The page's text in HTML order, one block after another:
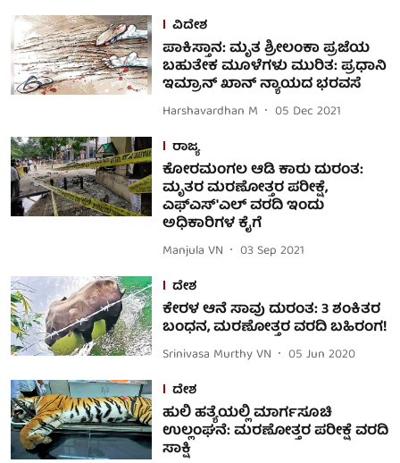
ವಿದೇಶ
ಪಾಕಿಸ್ತಾನ: ಮೃತ ಶ್ರೀಲಂಕಾ ಪ್ರಜೆಯ
ಬಹುತೇಕ ಮೂಳೆಗಳು ಮುರಿತ: ಪ್ರಧಾನಿ
ಇಮ್ರಾನ್ ಖಾನ್ ನ್ಯಾಯದ ಭರವಸೆ
Harshavardhan M
05 Dec 2021
ರಾಜ್ಯ
ಕೋರಮಂಗಲ ಆಡಿ ಕಾರು ದುರಂತ:
ಮೃತರ ಮರಣೋತ್ತರ ಪರೀಕ್ಷೆ,
ಎಫ್ಎಸ್'ಎಲ್ ವರದಿ ಇಂದು
ಅಧಿಕಾರಿಗಳ ಕೈಗೆ
Manjula VN
03 Sep 2021
ದೇಶ
ಕೇರಳ ಆನೆ ಸಾವು ದುರಂತ: 3 ಶಂಕಿತರ
ಬಂಧನ, ಮರಣೋತ್ತರ ವರದಿ ಬಹಿರಂಗ!
Srinivasa Murthy VN
05 Jun 2020
ದೇಶ
ಹುಲಿ ಹತ್ಯೆಯಲ್ಲಿ ಮಾರ್ಗಸೂಚಿ
ಉಲ್ಲಂಘನೆ: ಮರಣೋತ್ತರ ಪರೀಕ್ಷೆ ವರದಿ
ಸಾಕ್ಷಿ